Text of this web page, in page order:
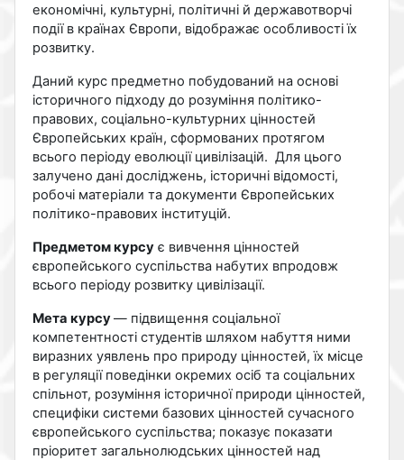
економічні, культурні, політичні й державотворчі
події в країнах Європи, відображає особливості їх
розвитку.
Даний курс предметно побудований на основі
історичного підходу до розуміння політико-
правових, соціально-культурних цінностей
Європейських країн, сформованих протягом
всього періоду еволюції цивілізацій. Для цього
залучено дані досліджень, історичні відомості,
робочі матеріали та документи Європейських
політико-правових інституцій.
Предметом курсу є вивчення цінностей
європейського суспільства набутих впродовж
всього періоду розвитку цивілізації.
Мета курсу— підвищення соціальної
компетентності студентів шляхом набуття ними
виразних уявлень про природу цінностей, їх місце
в регуляції поведінки окремих осіб та соціальних
спільнот, розуміння історичної природи цінностей,
специфіки системи базових цінностей сучасного
європейського суспільства; показує показати
пріоритет загальнолюдських цінностей над